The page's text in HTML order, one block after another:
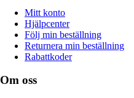
Mitt konto
Hjälpcenter
Följ min beställning
Returnera min beställning
Rabattkoder
Om oss